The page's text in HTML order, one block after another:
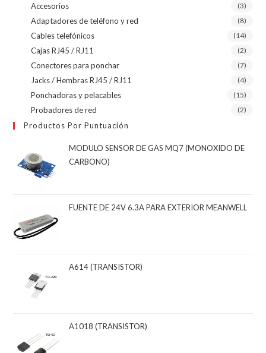
Accesorios (3)
Adaptadores de teléfono y red (8)
Cables telefónicos (14)
Cajas RJ45 / RJ11 (2)
Conectores para ponchar (7)
Jacks / Hembras RJ45 / RJ11 (4)
Ponchadoras y pelacables (15)
Probadores de red (2)
Productos Por Puntuación
MODULO SENSOR DE GAS MQ7 (MONOXIDO DE
CARBONO)
FUENTE DE 24V 6.3A PARA EXTERIOR MEANWELL
A614 (TRANSISTOR)
A1018 (TRANSISTOR)